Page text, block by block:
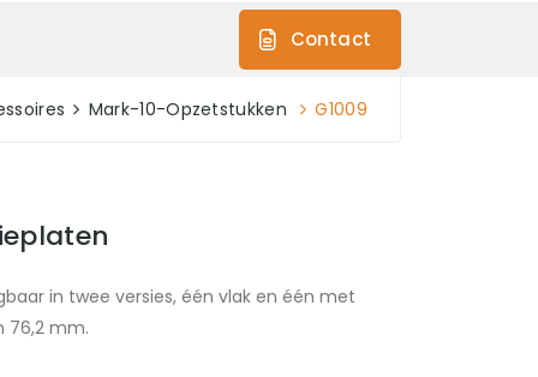
Contact
Mark-10-Opzetstukken G1009
in twee versies, één vlak en één met
76,2 mm.